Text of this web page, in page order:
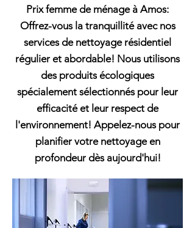
Prix femme de ménage à Amos:
Offrez-vous la tranquillité avec nos
services de nettoyage résidentiel
régulier et abordable! Nous utilisons
des produits écologiques
spécialement sélectionnés pour leur
efficacité et leur respect de
l'environnement! Appelez-nous pour
planifier votre nettoyage en
profondeur dès aujourd'hui!